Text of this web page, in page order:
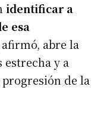
identificar a
esa
afirmó, abre la
y a
de la